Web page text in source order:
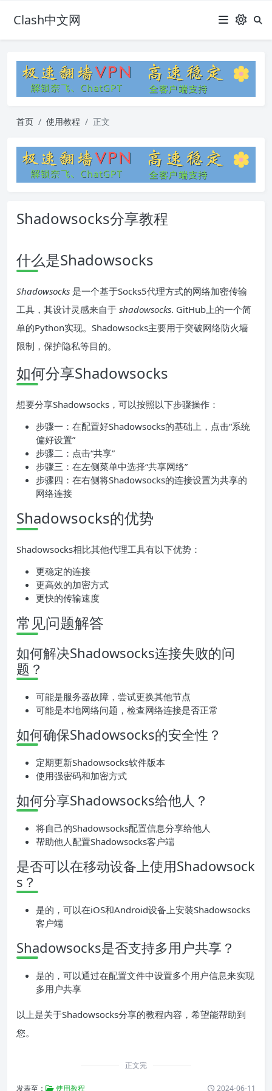
Clash中文网
首页 使用教程 正文
Shadowsocks分享教程
什么是Shadowsocks
Shadowsocks 是一个基于Socks5代理方式的网络加密传输
工具，其设计灵感来自于 shadowsocks. GitHub上的一个简
单的Python实现。Shadowsocks主要用于突破网络防火墙
限制，保护隐私等目的。
如何分享Shadowsocks
想要分享Shadowsocks，可以按照以下步骤操作：
步骤一：在配置好Shadowsocks的基础上，点击“系统
偏好设置”
步骤二：点击“共享”
步骤三：在左侧菜单中选择“共享网络”
步骤四：在右侧将Shadowsocks的连接设置为共享的
网络连接
Shadowsocks的优势
Shadowsocks相比其他代理工具有以下优势：
更稳定的连接
更高效的加密方式
更快的传输速度
常见问题解答
如何解决Shadowsocks连接失败的问
题？
可能是服务器故障，尝试更换其他节点
可能是本地网络问题，检查网络连接是否正常
如何确保Shadowsocks的安全性？
定期更新Shadowsocks软件版本
使用强密码和加密方式
如何分享Shadowsocks给他人？
将自己的Shadowsocks配置信息分享给他人
帮助他人配置Shadowsocks客户端
是否可以在移动设备上使用Shadowsock
s？
是的，可以在iOS和Android设备上安装Shadowsocks
客户端
Shadowsocks是否支持多用户共享？
是的，可以通过在配置文件中设置多个用户信息来实现
多用户共享
以上是关于Shadowsocks分享的教程内容，希望能帮助到
您。
正文完
发表至： 使用教程 2024-06-11